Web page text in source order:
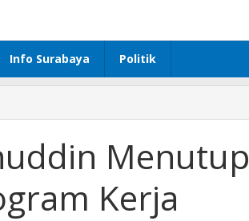
Info Surabaya Politik
Menutup
Kerja